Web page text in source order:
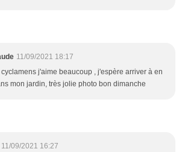
11/09/2021 18:17
j'aime beaucoup , j'espère arriver à en
mon jardin, très jolie photo bon dimanche
11/09/2021 16:27